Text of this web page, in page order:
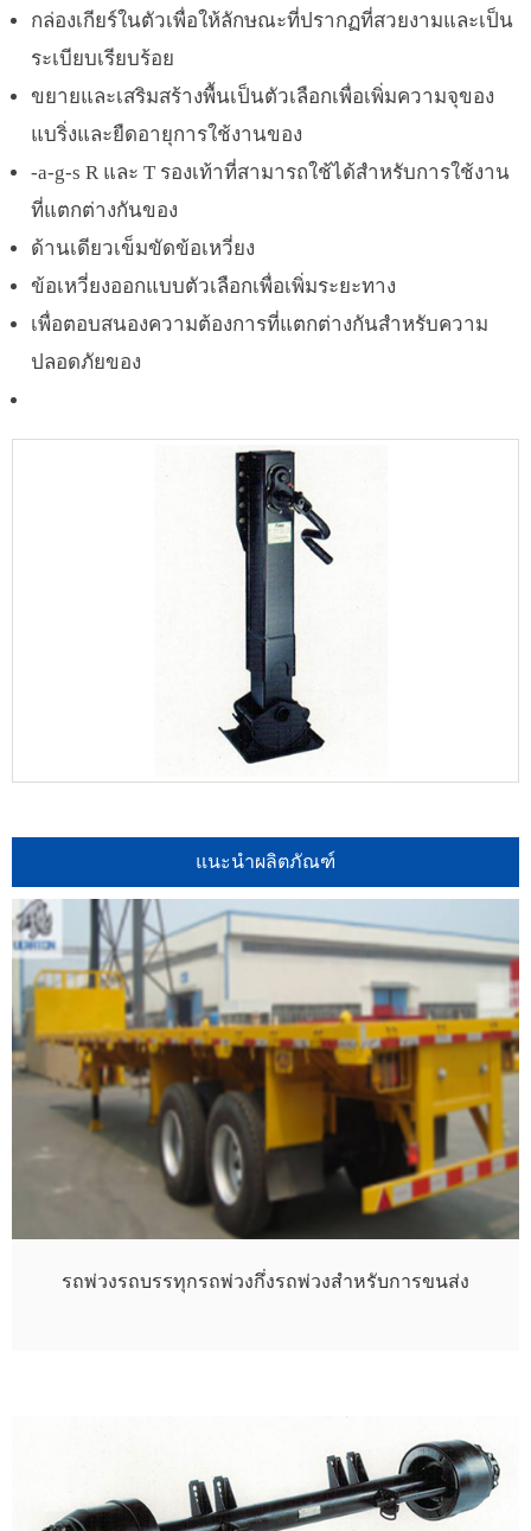
กล่องเกียร์ในตัวเพื่อให้ลักษณะที่ปรากฏที่สวยงามและเป็น
ระเบียบเรียบร้อย
ขยายและเสริมสร้างพื้นเป็นตัวเลือกเพื่อเพิ่มความจุของ
แบริ่งและยืดอายุการใช้งานของ
-a-g-s R และ T รองเท้าที่สามารถใช้ได้สำหรับการใช้งาน
ที่แตกต่างกันของ
ด้านเดียวเข็มขัดข้อเหวี่ยง
ข้อเหวี่ยงออกแบบตัวเลือกเพื่อเพิ่มระยะทาง
เพื่อตอบสนองความต้องการที่แตกต่างกันสำหรับความ
ปลอดภัยของ
แนะนำผลิตภัณฑ์
รถพ่วงรถบรรทุกรถพ่วงกึ่งรถพ่วงสำหรับการขนส่ง